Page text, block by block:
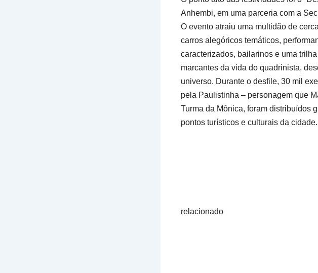
Anhembi, em uma parceria com a
O evento atraiu uma multidão de
carros alegóricos temáticos,
caracterizados, bailarinos e uma
marcantes da vida do quadrinista,
universo. Durante o desfile, 30 mil
pela Paulistinha – personagem que
Turma da Mônica, foram distribuídos
pontos turísticos e culturais da cidade.
relacionado